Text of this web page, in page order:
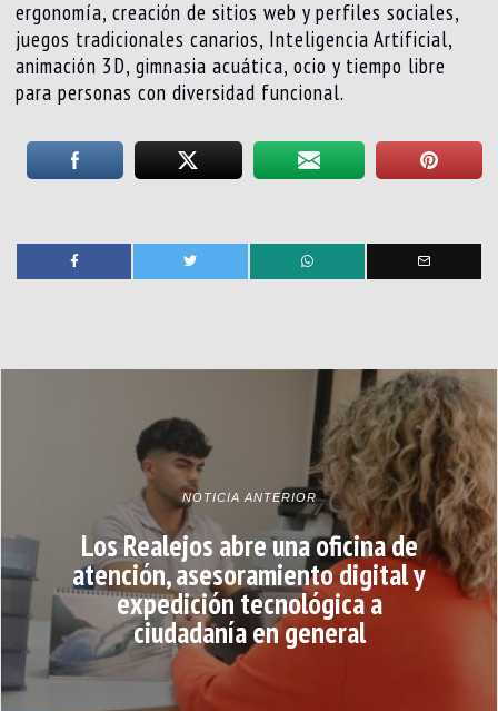
ergonomía, creación de sitios web y perfiles sociales,
juegos tradicionales canarios, Inteligencia Artificial,
animación 3D, gimnasia acuática, ocio y tiempo libre
para personas con diversidad funcional.
NOTICIA ANTERIOR
Los Realejos abre una oficina de
atención, asesoramiento digital y
expedición tecnológica a
ciudadanía en general